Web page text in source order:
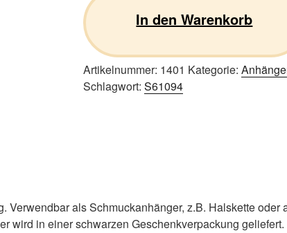
In den Warenkorb
Artikelnummer: 1401 Kategorie:
Schlagwort: S61094
Verwendbar als Schmuckanhänger, z.B. Halskette oder
wird in einer schwarzen Geschenkverpackung geliefert.